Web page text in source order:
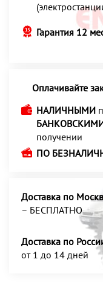
Гарантия 12
Оплачивайте
НАЛИЧНЫМИ
получении
ПО
Доставка по
– БЕСПЛАТНО
Доставка по
от 1 до 14 дней